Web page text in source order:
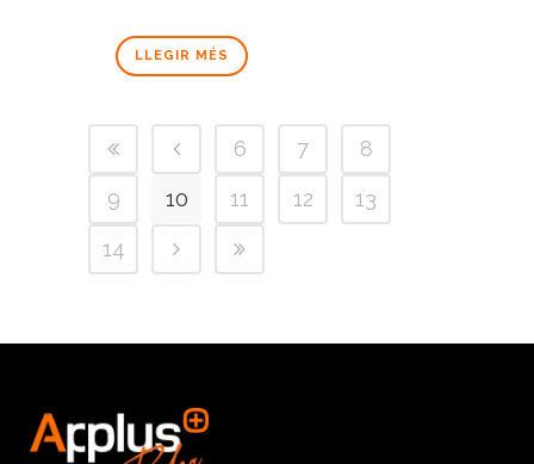
LLEGIR MÉS
6 7
8
9
10 11 12
13
14